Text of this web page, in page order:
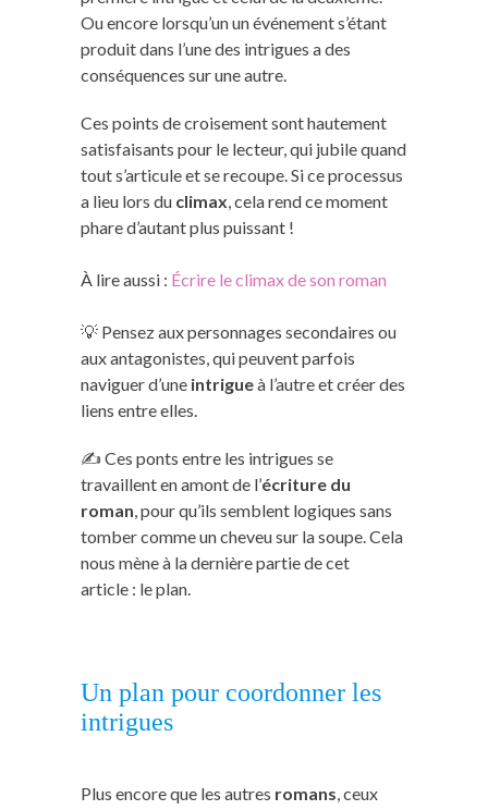
Ou encore lorsqu’un un événement s’étant
produit dans l’une des intrigues a des
conséquences sur une autre.
Ces points de croisement sont hautement
satisfaisants pour le lecteur, qui jubile quand
tout s’articule et se recoupe. Si ce processus
a lieu lors du climax, cela rend ce moment
phare d’autant plus puissant !
À lire aussi : Écrire le climax de son roman
💡 Pensez aux personnages secondaires ou
aux antagonistes, qui peuvent parfois
naviguer d’une intrigueà l’autre et créer des
liens entre elles.
✍️ Ces ponts entre les intrigues se
travaillent en amont de l’écriture du
roman, pour qu’ils semblent logiques sans
tomber comme un cheveu sur la soupe. Cela
nous mène à la dernière partie de cet
article : le plan.
Un plan pour coordonner les
intrigues
Plus encore que les autres romans, ceux